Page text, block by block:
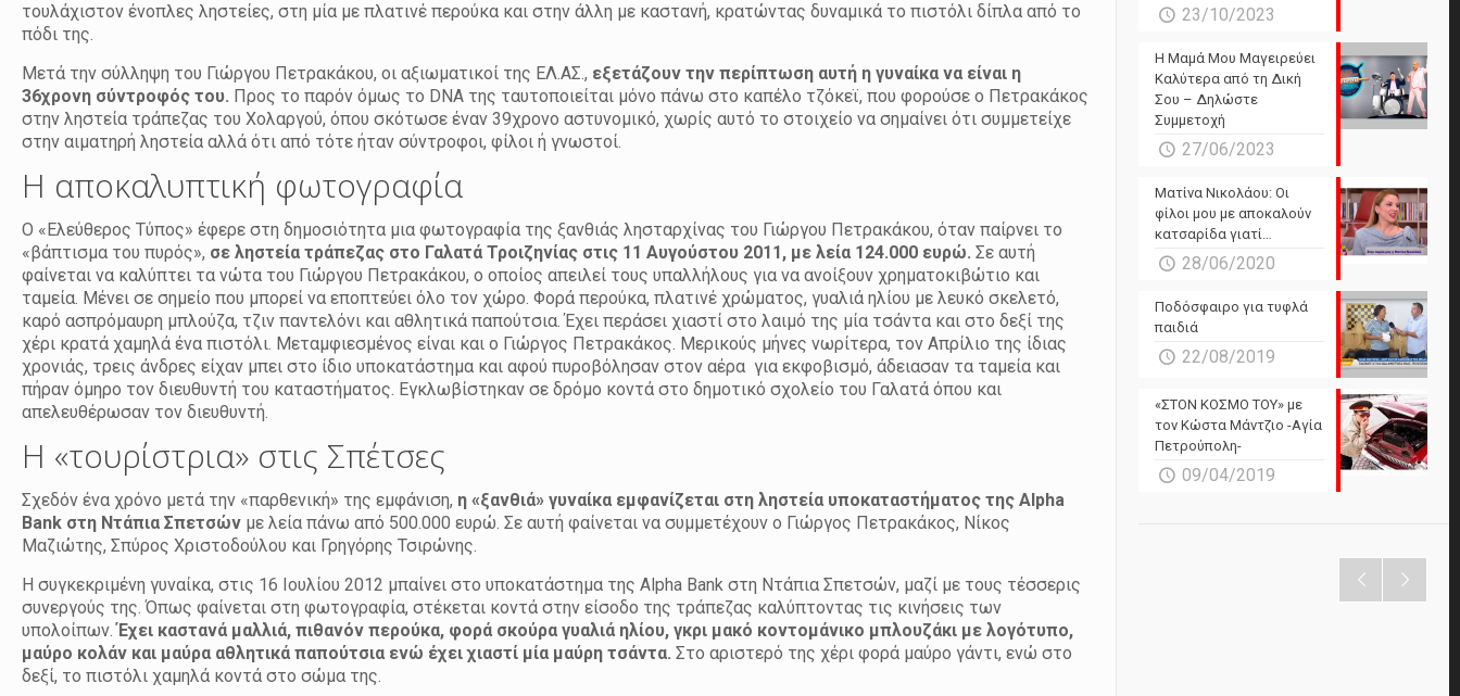
τουλάχιστον ένοπλες ληστείες, στη μία με πλατινέ περούκα και στην άλλη με καστανή, κρατώντας δυναμικά το πιστόλι δίπλα από το
πόδι της.
Μετά την σύλληψη του Γιώργου Πετρακάκου, οι αξιωματικοί της ΕΛ.ΑΣ., εξετάζουν την περίπτωση αυτή η γυναίκα να είναι η
36χρονη σύντροφός του. Προς το παρόν όμως το DNA της ταυτοποιείται μόνο πάνω στο καπέλο τζόκεϊ, που φορούσε ο Πετρακάκος
στην ληστεία τράπεζας του Χολαργού, όπου σκότωσε έναν 39χρονο αστυνομικό, χωρίς αυτό το στοιχείο να σημαίνει ότι συμμετείχε
στην αιματηρή ληστεία αλλά ότι από τότε ήταν σύντροφοι, φίλοι ή γνωστοί.
Η αποκαλυπτική φωτογραφία
Ο «Ελεύθερος Τύπος» έφερε στη δημοσιότητα μια φωτογραφία της ξανθιάς λησταρχίνας του Γιώργου Πετρακάκου, όταν παίρνει το
«βάπτισμα του πυρός», σε ληστεία τράπεζας στο Γαλατά Τροιζηνίας στις 11 Αυγούστου 2011, με λεία 124.000 ευρώ.Σε αυτή
φαίνεται να καλύπτει τα νώτα του Γιώργου Πετρακάκου, ο οποίος απειλεί τους υπαλλήλους για να ανοίξουν χρηματοκιβώτιο και
ταμεία. Μένει σε σημείο που μπορεί να εποπτεύει όλο τον χώρο. Φορά περούκα, πλατινέ χρώματος, γυαλιά ηλίου με λευκό σκελετό,
καρό ασπρόμαυρη μπλούζα, τζιν παντελόνι και αθλητικά παπούτσια. Έχει περάσει χιαστί στο λαιμό της μία τσάντα και στο δεξί της
χέρι κρατά χαμηλά ένα πιστόλι. Μεταμφιεσμένος είναι και ο Γιώργος Πετρακάκος. Μερικούς μήνες νωρίτερα, τον Απρίλιο της ίδιας
χρονιάς, τρεις άνδρες είχαν μπει στο ίδιο υποκατάστημα και αφού πυροβόλησαν στον αέρα για εκφοβισμό, άδειασαν τα ταμεία και
πήραν όμηρο τον διευθυντή του καταστήματος. Εγκλωβίστηκαν σε δρόμο κοντά στο δημοτικό σχολείο του Γαλατά όπου και
απελευθέρωσαν τον διευθυντή.
Η «τουρίστρια» στις Σπέτσες
Σχεδόν ένα χρόνο μετά την «παρθενική» της εμφάνιση, η «ξανθιά» γυναίκα εμφανίζεται στη ληστεία υποκαταστήματος της Alpha
Bank στη Ντάπια Σπετσών με λεία πάνω από 500.000 ευρώ. Σε αυτή φαίνεται να συμμετέχουν ο Γιώργος Πετρακάκος, Νίκος
Μαζιώτης, Σπύρος Χριστοδούλου και Γρηγόρης Τσιρώνης.
Η συγκεκριμένη γυναίκα, στις 16 Ιουλίου 2012 μπαίνει στο υποκατάστημα της Alpha Bank στη Ντάπια Σπετσών, μαζί με τους τέσσερις
συνεργούς της. Όπως φαίνεται στη φωτογραφία, στέκεται κοντά στην είσοδο της τράπεζας καλύπτοντας τις κινήσεις των
υπολοίπων.Έχει καστανά μαλλιά, πιθανόν περούκα, φορά σκούρα γυαλιά ηλίου, γκρι μακό κοντομάνικο μπλουζάκι με λογότυπο,
μαύρο κολάν και μαύρα αθλητικά παπούτσια ενώ έχει χιαστί μία μαύρη τσάντα.Στο αριστερό της χέρι φορά μαύρο γάντι, ενώ στο
δεξί, το πιστόλι χαμηλά κοντά στο σώμα της.
23/10/2023
Η Μαμά Μου Μαγειρεύει
Καλύτερα από τη Δική
Σου – Δηλώστε
Συμμετοχή
27/06/2023
Ματίνα Νικολάου: Οι
φίλοι μου με αποκαλούν
κατσαρίδα γιατί…
28/06/2020
Ποδόσφαιρο για τυφλά
παιδιά
22/08/2019
«ΣΤΟΝ ΚΟΣΜΟ ΤΟΥ» με
τον Κώστα Μάντζιο -Αγία
Πετρούπολη-
09/04/2019